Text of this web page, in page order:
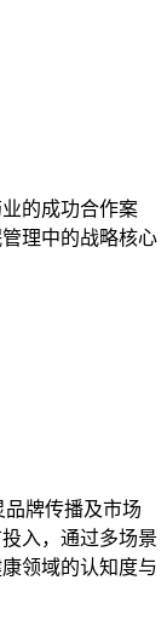
的成功合作案
理中的战略核心
品牌传播及市场
入，通过多场景
领域的认知度与